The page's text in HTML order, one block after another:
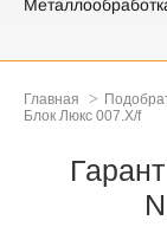
Главная >
Блок Люкс 007.X/f